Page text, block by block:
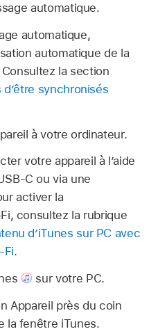
automatique.
automatique,
automatique de la
la section
synchronisés
à votre ordinateur.
votre appareil à l’aide
C ou via une
activer la
consultez la rubrique
d’iTunes sur PC avec
Fi.
sur votre PC.
Appareil près du coin
la fenêtre iTunes.